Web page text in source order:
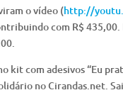
o vídeo (http://
com R$
com adesivos “Eu
no Cirandas.net.